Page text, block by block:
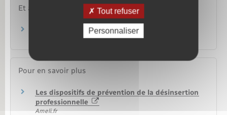
Et aussi
Formation des salariés du secteur privé
Travail – Formation
Pour en savoir plus
Les dispositifs de prévention de la désinsertion
professionnelle
Ameli.fr
Tout refuser
Personnaliser